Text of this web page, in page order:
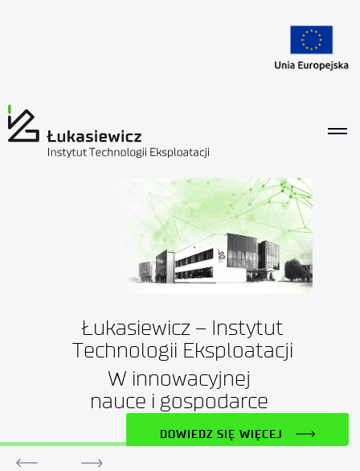
Łukasiewicz – Instytut
Technologii Eksploatacji
DOWIEDZ SIĘ WIĘCEJ
W innowacyjnej
nauce i gospodarce